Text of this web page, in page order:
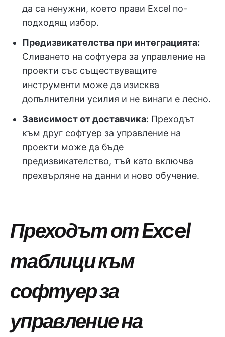
да са ненужни, което прави Excel по-
подходящ избор.
Предизвикателства при интеграцията:
Сливането на софтуера за управление на
проекти със съществуващите
инструменти може да изисква
допълнителни усилия и не винаги е лесно.
Зависимост от доставчика: Преходът
към друг софтуер за управление на
проекти може да бъде
предизвикателство, тъй като включва
прехвърляне на данни и ново обучение.
Преходът от Excel
таблици към
софтуер за
управление на